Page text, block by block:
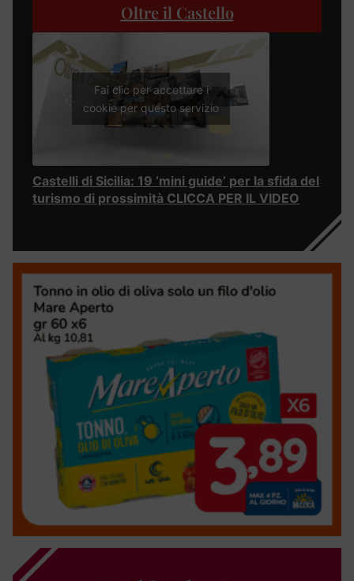
Oltre il Castello
Fai clic per accettare i
cookie per questo servizio
Castelli di Sicilia: 19 ‘mini guide’ per la sfida del
turismo di prossimità CLICCA PER IL VIDEO